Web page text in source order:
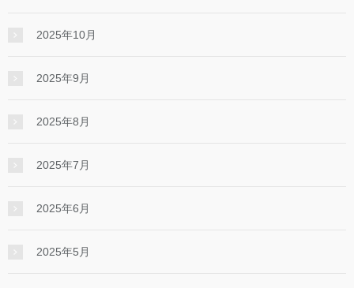
2025年10月
2025年9月
2025年8月
2025年7月
2025年6月
2025年5月